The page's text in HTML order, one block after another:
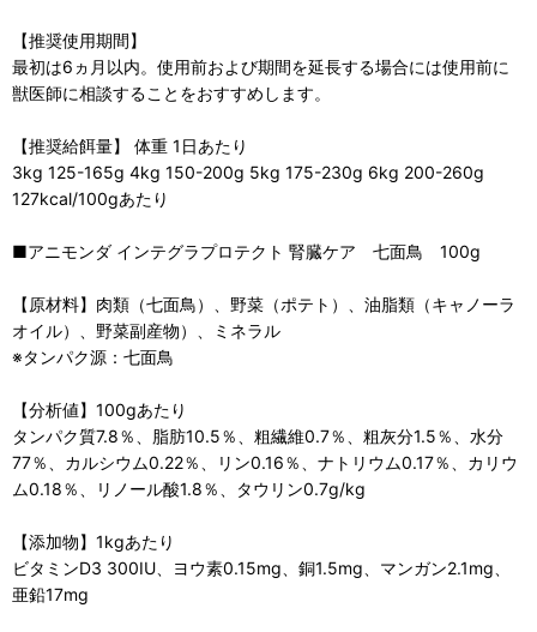
【推奨使用期間】
最初は6ヵ月以内。使用前および期間を延長する場合には使用前に
獣医師に相談することをおすすめします。
【推奨給餌量】 体重 1日あたり
3kg 125-165g 4kg 150-200g 5kg 175-230g 6kg 200-260g
127kcal/100gあたり
■アニモンダ インテグラプロテクト 腎臓ケア 七面鳥 100g
【原材料】肉類（七面鳥）、野菜（ポテト）、油脂類（キャノーラ
オイル）、野菜副産物）、ミネラル
※タンパク源：七面鳥
【分析値】100gあたり
タンパク質7.8％、脂肪10.5％、粗繊維0.7％、粗灰分1.5％、水分
77％、カルシウム0.22％、リン0.16％、ナトリウム0.17％、カリウ
ム0.18％、リノール酸1.8％、タウリン0.7g/kg
【添加物】1kgあたり
ビタミンD3 300IU、ヨウ素0.15mg、銅1.5mg、マンガン2.1mg、
亜鉛17mg